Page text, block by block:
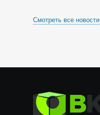
Смотреть все новости